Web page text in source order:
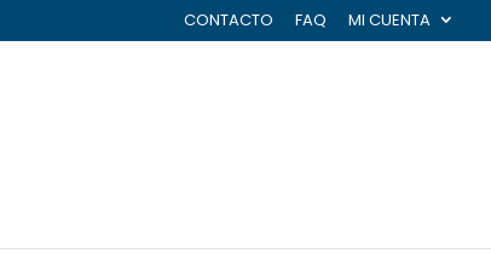
CONTACTO FAQ MI CUENTA